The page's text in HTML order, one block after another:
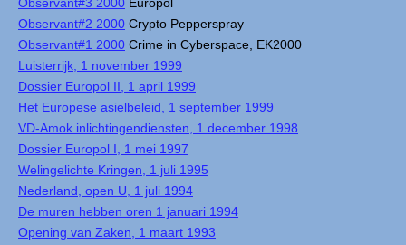
Observant#2 2000 Crypto Pepperspray
Observant#1 2000 Crime in Cyberspace, EK2000
Luisterrijk, 1 november 1999
Dossier Europol II, 1 april 1999
Het Europese asielbeleid, 1 september 1999
VD-Amok inlichtingendiensten, 1 december 1998
Dossier Europol I, 1 mei 1997
Welingelichte Kringen, 1 juli 1995
Nederland, open U, 1 juli 1994
De muren hebben oren 1 januari 1994
Opening van Zaken, 1 maart 1993